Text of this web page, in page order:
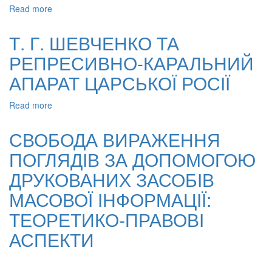
Read more
АНАЛІЗ
ІННОВАЦІЙНИХ
ПРОЯВІВ
ФЕНОМЕНІВ
ДЕРЖАВИ
УМОВАХ
ІНФОРМАЦІЙНОГО
СУСПІЛЬСТВА
Т. Г. ШЕВЧЕНКО ТА
РЕПРЕСИВНО-КАРАЛЬНИЙ
АПАРАТ ЦАРСЬКОЇ РОСІЇ
Read more
ШЕВЧЕНКО
ТА
РЕПРЕСИВНО-
КАРАЛЬНИЙ
АПАРАТ
ЦАРСЬКОЇ
РОСІЇ
СВОБОДА ВИРАЖЕННЯ
ПОГЛЯДІВ ЗА ДОПОМОГОЮ
ДРУКОВАНИХ ЗАСОБІВ
МАСОВОЇ ІНФОРМАЦІЇ:
ТЕОРЕТИКО-ПРАВОВІ
АСПЕКТИ